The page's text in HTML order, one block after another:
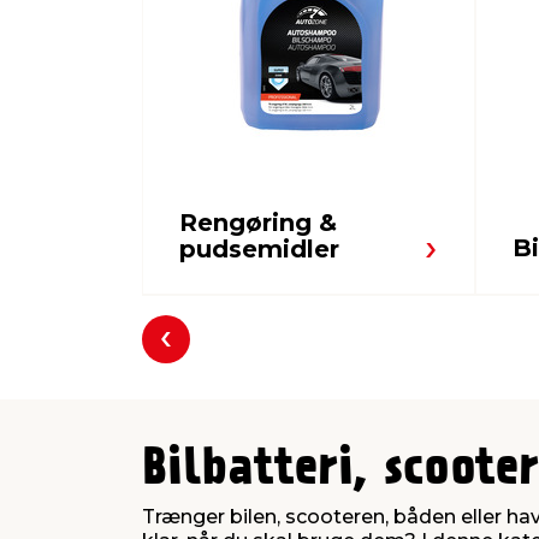
Rengøring &
pudsemidler
Forrige
Bilbatteri,
Trænger bilen, scooteren, båden eller